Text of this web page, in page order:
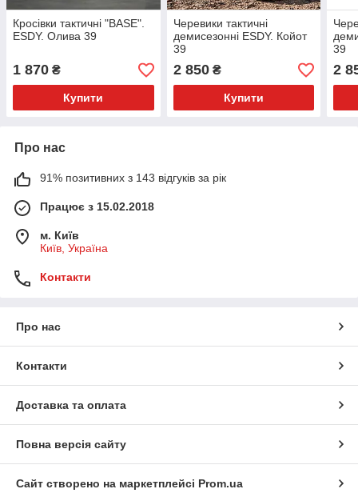
Кросівки тактичні "BASE".
ESDY. Олива 39
1 870 ₴
Купити
Черевики тактичні
демисезонні ESDY. Койот
39
2 850₴
Купити
39
2
Про нас
91% позитивних з 143 відгуків за рік
Працює з 15.02.2018
м. Київ
Київ, Україна
Контакти
Про нас
Контакти
Доставка та оплата
Повна версія сайту
Сайт створено на маркетплейсі Prom.ua